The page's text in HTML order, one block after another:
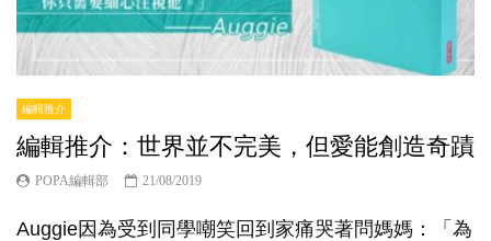
編輯推介
編輯推介：世界並不完美，但愛能創造奇蹟
POPA編輯部 21/08/2019
Auggie因為受到同學嘲笑回到家痛哭著問媽媽：「為